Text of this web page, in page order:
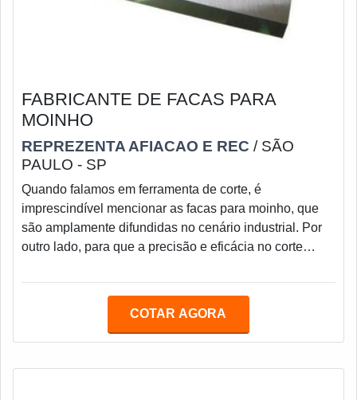
FABRICANTE DE FACAS PARA
MOINHO
REPREZENTA AFIACAO E REC / SÃO
PAULO - SP
Quando falamos em ferramenta de corte, é
imprescindível mencionar as facas para moinho, que
são amplamente difundidas no cenário industrial. Por
outro lado, para que a precisão e eficácia no corte
fabricante de facas para moinho.Para que seja
qualificada, utilização de matéria-prima de qualidade e
COTAR AGORA